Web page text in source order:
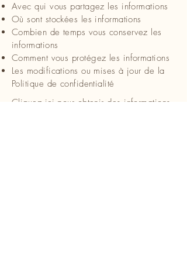
Avec qui vous partagez les informations
Où sont stockées les informations
Combien de temps vous conservez les
informations
Comment vous protégez les informations
Les modifications ou mises à jour de la
Politique de confidentialité
Cliquez ici pour obtenir des informations